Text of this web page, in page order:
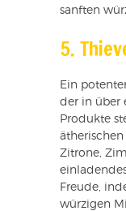
sanften
5.
Ein
der in über
Produkte
ätherischen
Zitrone,
Freude,
würzigen